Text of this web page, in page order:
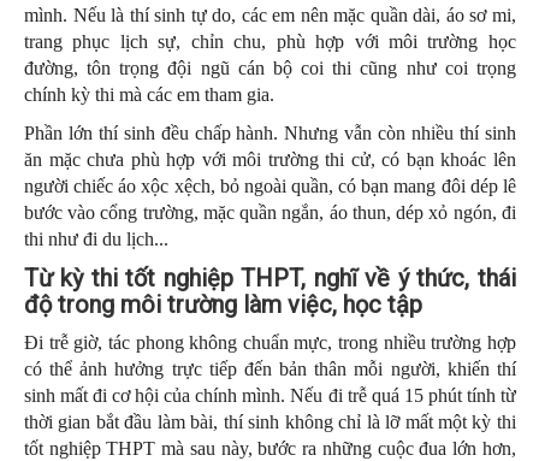
mình. Nếu là thí sinh tự do, các em nên mặc quần dài, áo sơ mi,
trang phục lịch sự, chỉn chu, phù hợp với môi trường học
đường, tôn trọng đội ngũ cán bộ coi thi cũng như coi trọng
chính kỳ thi mà các em tham gia.
Phần lớn thí sinh đều chấp hành. Nhưng vẫn còn nhiều thí sinh
ăn mặc chưa phù hợp với môi trường thi cử, có bạn khoác lên
người chiếc áo xộc xệch, bỏ ngoài quần, có bạn mang đôi dép lê
bước vào cổng trường, mặc quần ngắn, áo thun, dép xỏ ngón, đi
thi như đi du lịch...
Từ kỳ thi tốt nghiệp THPT, nghĩ về ý thức, thái
độ trong môi trường làm việc, học tập
Đi trễ giờ, tác phong không chuẩn mực, trong nhiều trường hợp
có thể ảnh hưởng trực tiếp đến bản thân mỗi người, khiến thí
sinh mất đi cơ hội của chính mình. Nếu đi trễ quá 15 phút tính từ
thời gian bắt đầu làm bài, thí sinh không chỉ là lỡ mất một kỳ thi
tốt nghiệp THPT mà sau này, bước ra những cuộc đua lớn hơn,